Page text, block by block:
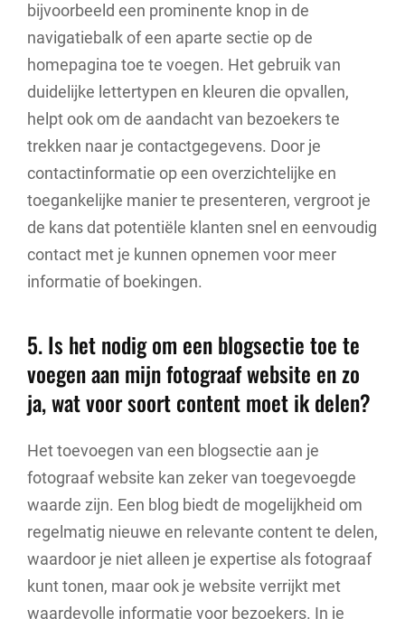
bijvoorbeeld een prominente knop in de
navigatiebalk of een aparte sectie op de
homepagina toe te voegen. Het gebruik van
duidelijke lettertypen en kleuren die opvallen,
helpt ook om de aandacht van bezoekers te
trekken naar je contactgegevens. Door je
contactinformatie op een overzichtelijke en
toegankelijke manier te presenteren, vergroot je
de kans dat potentiële klanten snel en eenvoudig
contact met je kunnen opnemen voor meer
informatie of boekingen.
5. Is het nodig om een blogsectie toe te
voegen aan mijn fotograaf website en zo
ja, wat voor soort content moet ik delen?
Het toevoegen van een blogsectie aan je
fotograaf website kan zeker van toegevoegde
waarde zijn. Een blog biedt de mogelijkheid om
regelmatig nieuwe en relevante content te delen,
waardoor je niet alleen je expertise als fotograaf
kunt tonen, maar ook je website verrijkt met
waardevolle informatie voor bezoekers. In je